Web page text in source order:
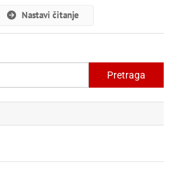
Je
Donio
Hvale
Novum
Nastavi čitanje
Pretraga: